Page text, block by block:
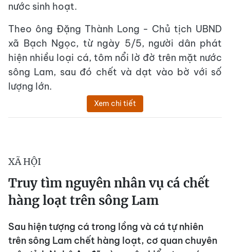
nước sinh hoạt.
Theo ông Đặng Thành Long - Chủ tịch UBND
xã Bạch Ngọc, từ ngày 5/5, người dân phát
hiện nhiều loại cá, tôm nổi lờ đờ trên mặt nước
sông Lam, sau đó chết và dạt vào bờ với số
lượng lớn.
Xem chi tiết
XÃ HỘI
Truy tìm nguyên nhân vụ cá chết
hàng loạt trên sông Lam
Sau hiện tượng cá trong lồng và cá tự nhiên
trên sông Lam chết hàng loạt, cơ quan chuyên